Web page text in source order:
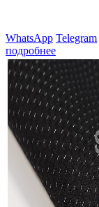
WhatsApp Telegram
подробнее